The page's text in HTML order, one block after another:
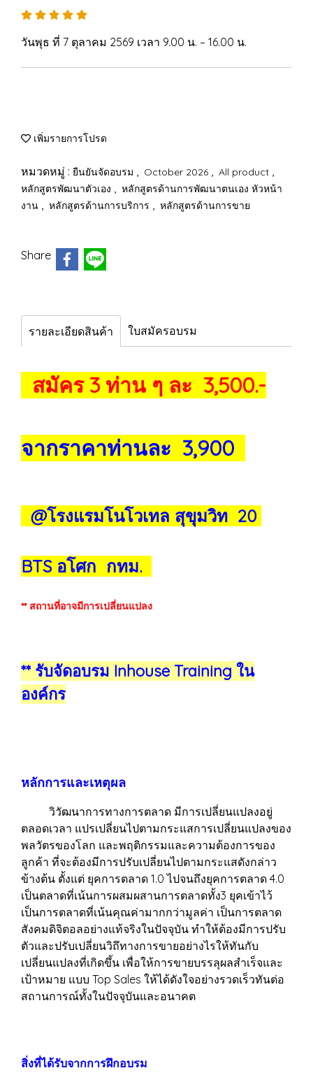
วันพุธ ที่ 7 ตุลาคม 2569 เวลา 9.00 น. – 16.00 น.
เพิ่มรายการโปรด
หมวดหมู่ : ยืนยันจัดอบรม , October 2026 , All product ,
หลักสูตรพัฒนาตัวเอง , หลักสูตรด้านการพัฒนาตนเอง หัวหน้า
งาน , หลักสูตรด้านการบริการ , หลักสูตรด้านการขาย
Share
รายละเอียดสินค้า ใบสมัครอบรม
สมัคร 3 ท่าน ๆ ละ 3,500.-
จากราคาท่านละ 3,900
@โรงแรมโนโวเทล สุขุมวิท 20
BTS อโศก กทม.
** สถานที่อาจมีการเปลี่ยนแปลง
** รับจัดอบรม Inhouse Training ใน
องค์กร
หลักการและเหตุผล
วิวัฒนาการทางการตลาด มีการเปลี่ยนแปลงอยู่
ตลอดเวลา แปรเปลี่ยนไปตามกระแสการเปลี่ยนแปลงของ
พลวัตรของโลก และพฤติกรรมและความต้องการของ
ลูกค้า ที่จะต้องมีการปรับเปลี่ยนไปตามกระแสดังกล่าว
ข้างต้น ตั้งแต่ ยุคการตลาด 1.0 ไปจนถึงยุคการตลาด 4.0
เป็นตลาดที่เน้นการผสมผสานการตลาดทั้ง3 ยุคเข้าไว้
เป็นการตลาดที่เน้นคุณค่ามากกว่ามูลค่า เป็นการตลาด
สังคมดิจิตอลอย่างแท้จริงในปัจจุบัน ทำให้ต้องมีการปรับ
ตัวและปรับเปลี่ยนวิถึทางการขายอย่างไรให้ทันกับ
เปลี่ยนแปลงที่เกิดขึ้น เพื่อให้การขายบรรลุผลสำเร็จและ
เป้าหมาย แบบ Top Sales ให้ได้ดังใจอย่างรวดเร็วทันต่อ
สถานการณ์ทั้งในปัจจุบันและอนาคต
สิ่งที่ได้รับจากการฝึกอบรม